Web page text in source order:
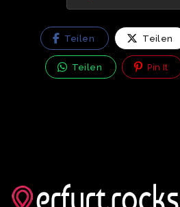
Teilen Teilen
Teilen Pin It